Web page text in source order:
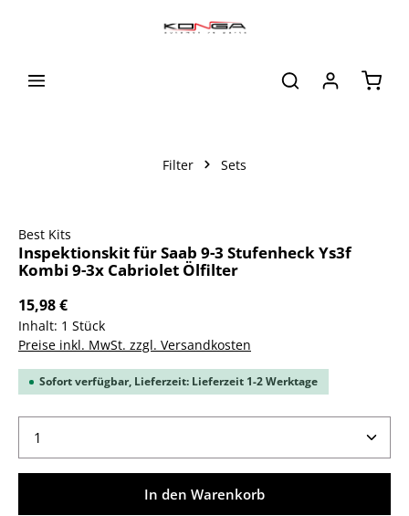
Filter Sets
Best Kits
Inspektionskit für Saab 9-3 Stufenheck Ys3f
Kombi 9-3x Cabriolet Ölfilter
15,98 €
Inhalt: 1 Stück
Preise inkl. MwSt. zzgl. Versandkosten
Sofort verfügbar, Lieferzeit: Lieferzeit 1-2 Werktage
Produkt Anzahl: Gib den gewünschten Wert ein
In den Warenkorb